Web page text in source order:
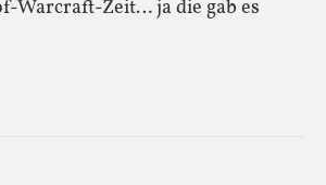
Warcraft-Zeit… ja die gab es